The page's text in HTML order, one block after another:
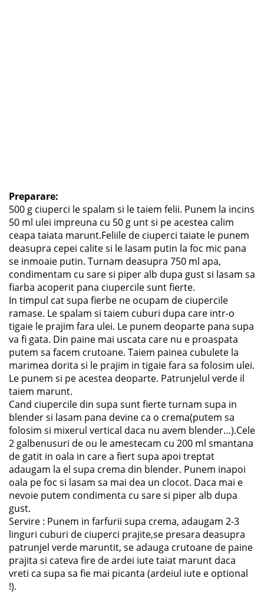
Preparare:
500 g ciuperci le spalam si le taiem felii. Punem la incins
50 ml ulei impreuna cu 50 g unt si pe acestea calim
ceapa taiata marunt.Feliile de ciuperci taiate le punem
deasupra cepei calite si le lasam putin la foc mic pana
se inmoaie putin. Turnam deasupra 750 ml apa,
condimentam cu sare si piper alb dupa gust si lasam sa
fiarba acoperit pana ciupercile sunt fierte.
In timpul cat supa fierbe ne ocupam de ciupercile
ramase. Le spalam si taiem cuburi dupa care intr-o
tigaie le prajim fara ulei. Le punem deoparte pana supa
va fi gata. Din paine mai uscata care nu e proaspata
putem sa facem crutoane. Taiem painea cubulete la
marimea dorita si le prajim in tigaie fara sa folosim ulei.
Le punem si pe acestea deoparte. Patrunjelul verde il
taiem marunt.
Cand ciupercile din supa sunt fierte turnam supa in
blender si lasam pana devine ca o crema(putem sa
folosim si mixerul vertical daca nu avem blender…).Cele
2 galbenusuri de ou le amestecam cu 200 ml smantana
de gatit in oala in care a fiert supa apoi treptat
adaugam la el supa crema din blender. Punem inapoi
oala pe foc si lasam sa mai dea un clocot. Daca mai e
nevoie putem condimenta cu sare si piper alb dupa
gust.
Servire : Punem in farfurii supa crema, adaugam 2-3
linguri cuburi de ciuperci prajite,se presara deasupra
patrunjel verde maruntit, se adauga crutoane de paine
prajita si cateva fire de ardei iute taiat marunt daca
vreti ca supa sa fie mai picanta (ardeiul iute e optional
!).